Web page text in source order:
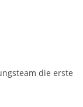
die erste